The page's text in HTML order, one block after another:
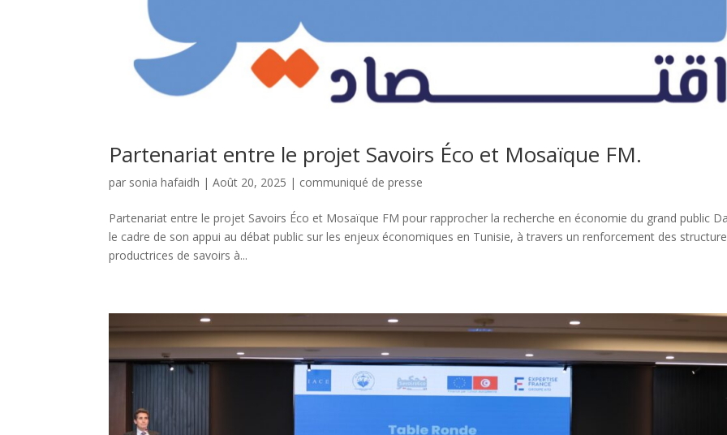
Partenariat entre le projet Savoirs Éco et Mosaïque FM.
par sonia hafaidh |Août 20, 2025 | communiqué de presse
Partenariat entre le projet Savoirs Éco et Mosaïque FM pour rapprocher la recherche en économie du grand public
le cadre de son appui au débat public sur les enjeux économiques en Tunisie, à travers un renforcement des
productrices de savoirs à...